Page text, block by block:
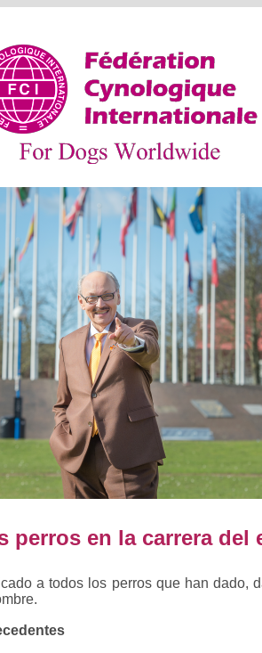
perros en la carrera del
a todos los perros que han dado,